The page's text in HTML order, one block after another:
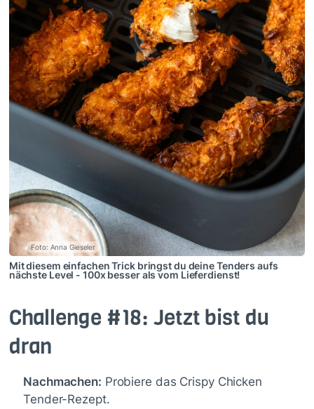
Foto: Anna Gieseler
Mit diesem einfachen Trick bringst du deine Tenders aufs
nächste Level - 100x besser als vom Lieferdienst!
Challenge #18: Jetzt bist du
dran
Nachmachen: Probiere das Crispy Chicken
Tender-Rezept.